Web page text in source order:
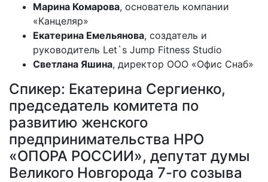
Марина Комарова, основатель компании
«Канцеляр»
Екатерина Емельянова, создатель и
руководитель Let`s Jump Fitness Studio
Светлана Яшина, директор ООО «Офис Снаб»
Спикер: Екатерина Сергиенко,
председатель комитета по
развитию женского
предпринимательства НРО
«ОПОРА РОССИИ», депутат думы
Великого Новгорода 7-го созыва